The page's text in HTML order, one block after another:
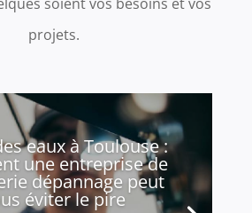
projets.
eaux à Toulouse :
une entreprise de
dépannage peut
éviter le pire